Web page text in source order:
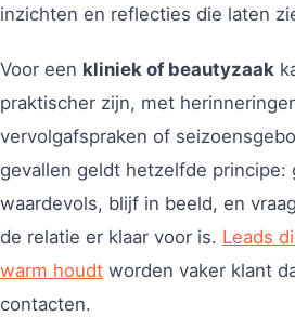
inzichten en reflecties die laten
Voor een kliniek of beautyzaak
praktischer zijn, met
vervolgafspraken of
gevallen geldt hetzelfde principe:
waardevols, blijf in beeld, en
de relatie er klaar voor is. Leads
warm houdt worden vaker klant
contacten.